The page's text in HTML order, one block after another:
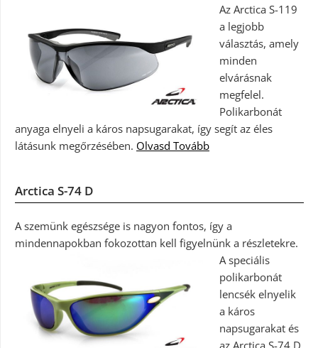
Az Arctica S-119
a legjobb
választás, amely
minden
elvárásnak
megfelel.
Polikarbonát
anyaga elnyeli a káros napsugarakat, így segít az éles
látásunk megőrzésében. Olvasd Tovább
Arctica S-74 D
A szemünk egészsége is nagyon fontos, így a
mindennapokban fokozottan kell figyelnünk a részletekre.
A speciális
polikarbonát
lencsék elnyelik
a káros
napsugarakat és
az Arctica S-74 D